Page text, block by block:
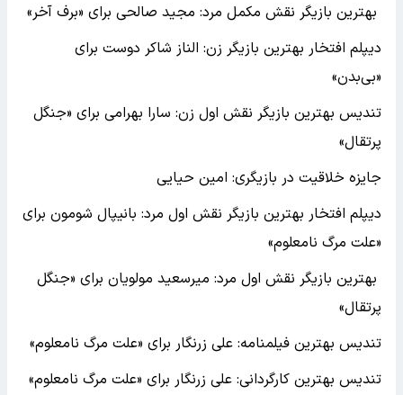
بهترین بازیگر نقش مکمل مرد: مجید صالحی برای «برف آخر»
دیپلم افتخار بهترین بازیگر زن: الناز شاکر دوست برای
«بی‌بدن»
تندیس بهترین بازیگر نقش اول زن: سارا بهرامی برای «جنگل
پرتقال»
جایزه خلاقیت در بازیگری: امین حیایی
دیپلم افتخار بهترین بازیگر نقش اول مرد: بانیپال شومون برای
«علت مرگ نامعلوم»
بهترین بازیگر نقش اول مرد: میرسعید مولویان برای «جنگل
پرتقال»
تندیس بهترین فیلمنامه: علی زرنگار برای «علت مرگ نامعلوم»
تندیس بهترین کارگردانی: علی زرنگار برای «علت مرگ نامعلوم»